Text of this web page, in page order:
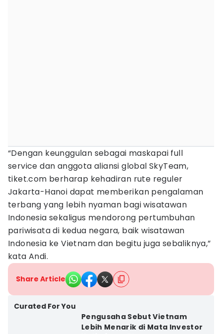
“Dengan keunggulan sebagai maskapai full
service dan anggota aliansi global SkyTeam,
tiket.com berharap kehadiran rute reguler
Jakarta-Hanoi dapat memberikan pengalaman
terbang yang lebih nyaman bagi wisatawan
Indonesia sekaligus mendorong pertumbuhan
pariwisata di kedua negara, baik wisatawan
Indonesia ke Vietnam dan begitu juga sebaliknya,”
kata Andi.
Share Article
Curated For You
Pengusaha Sebut Vietnam
Lebih Menarik di Mata Investor